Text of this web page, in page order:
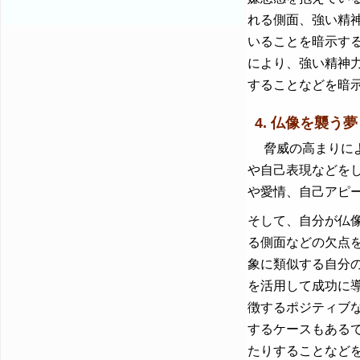
れる側面、強い精
いることを暗示す
により、強い精神
することなどを暗
4. 仏像を襲う
脅威の高まりに
や自己表現などを
や愛情、自己アピ
そして、自分が仏
る側面などの欠点
象に類似する自分
を活用して成功に
徴するポジティブ
するケースもある
たりすることなど